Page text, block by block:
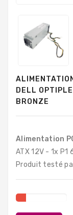
Mémoires
Durs
Composants
PC
Composants
PC
Portables
Destockage
DELL
BRONZE
Alimentation
ATX 12V - 1x
Produit testé